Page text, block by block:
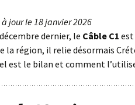
jour le 18 janvier 2026
dernier, le Câble C1 est
la région, il relie désormais
est le bilan et comment